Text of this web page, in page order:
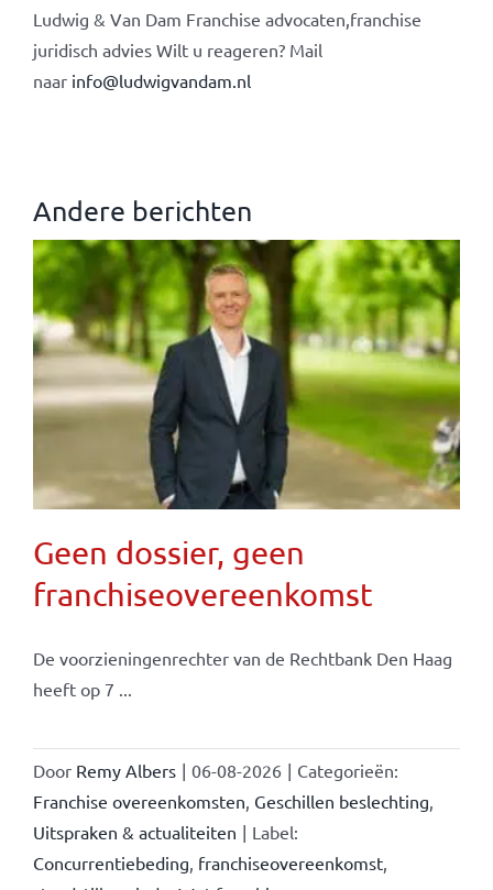
Ludwig & Van Dam Franchise advocaten,franchise
juridisch advies Wilt u reageren? Mail
naar info@ludwigvandam.nl
Andere berichten
Geen dossier, geen
franchiseovereenkomst
De voorzieningenrechter van de Rechtbank Den Haag
heeft op 7 ...
Door Remy Albers | 06-08-2026 | Categorieën:
Franchise overeenkomsten Geschillen beslechting
Uitspraken & actualiteiten | Label:
Concurrentiebeding franchiseovereenkomst,